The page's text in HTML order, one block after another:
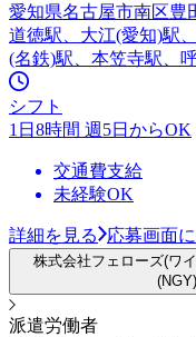
愛知県名古屋市南区豊
道徳駅、大江(愛知)駅
(名鉄)駅、本笠寺駅、
シフト
1日8時間 週5日からOK
交通費支給
未経験OK
詳細を見る 応募画面
株式会社フェローズ(ワ
派遣労働者